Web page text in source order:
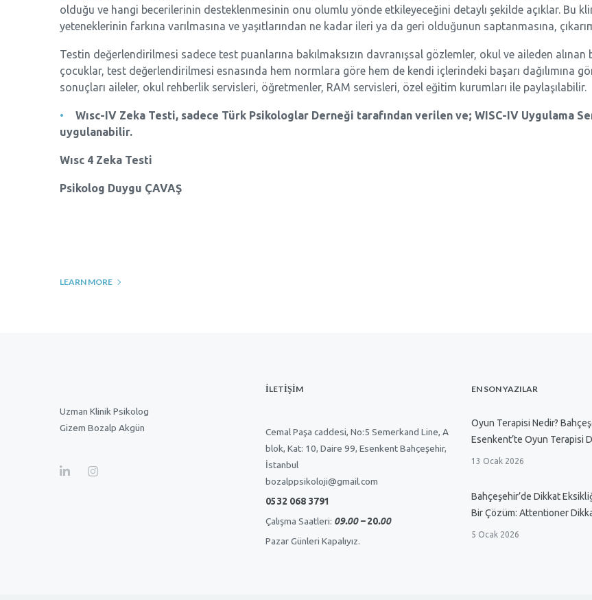
olduğu ve hangi becerilerinin desteklenmesinin onu olumlu yönde etkileyeceğini detaylı şekilde açıklar. Bu
yeteneklerinin farkına varılmasına ve yaşıtlarından ne kadar ileri ya da geri olduğunun saptanmasına,
Testin değerlendirilmesi sadece test puanlarına bakılmaksızın davranışsal gözlemler, okul ve aileden alınan
çocuklar, test değerlendirilmesi esnasında hem normlara göre hem de kendi içlerindeki başarı dağılımına
sonuçları aileler, okul rehberlik servisleri, öğretmenler, RAM servisleri, özel eğitim kurumları ile paylaşılabilir.
Wısc-IV Zeka Testi, sadece Türk Psikologlar Derneği tarafından verilen ve; WISC-IV Uygulama
uygulanabilir.
Wısc 4 Zeka Testi
Psikolog Duygu ÇAVAŞ
LEARN MORE
Uzman Klinik Psikolog
Gizem Bozalp Akgün
İLETİŞİM
Cemal Paşa caddesi, No:5 Semerkand Line, A
blok, Kat: 10, Daire 99, Esenkent Bahçeşehir,
İstanbul
bozalppsikoloji@gmail.com
0532 068 3791
Çalışma Saatleri: 09.00 –20.00
Pazar Günleri Kapalıyız.
EN SON YAZILAR
Oyun Terapisi Nedir?
Esenkent’te Oyun Terapisi
13 Ocak 2026
Bahçeşehir’de Dikkat
Bir Çözüm: Attentioner
5 Ocak 2026